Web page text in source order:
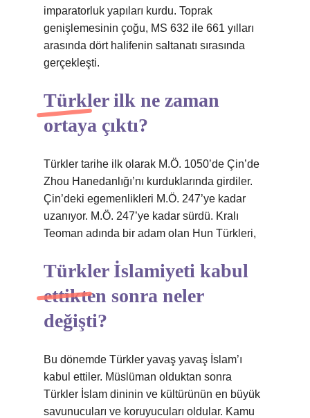
imparatorluk yapıları kurdu. Toprak
genişlemesinin çoğu, MS 632 ile 661 yılları
arasında dört halifenin saltanatı sırasında
gerçekleşti.
Türkler ilk ne zaman
ortaya çıktı?
Türkler tarihe ilk olarak M.Ö. 1050’de Çin’de
Zhou Hanedanlığı’nı kurduklarında girdiler.
Çin’deki egemenlikleri M.Ö. 247’ye kadar
uzanıyor. M.Ö. 247’ye kadar sürdü. Kralı
Teoman adında bir adam olan Hun Türkleri,
Türkler İslamiyeti kabul
ettikten sonra neler
değişti?
Bu dönemde Türkler yavaş yavaş İslam’ı
kabul ettiler. Müslüman olduktan sonra
Türkler İslam dininin ve kültürünün en büyük
savunucuları ve koruyucuları oldular. Kamu